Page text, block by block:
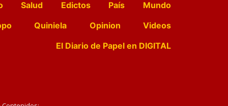
Salud Edictos País
Mundo
Quiniela Opinion
Videos
El Diario de Papel en DIGITAL